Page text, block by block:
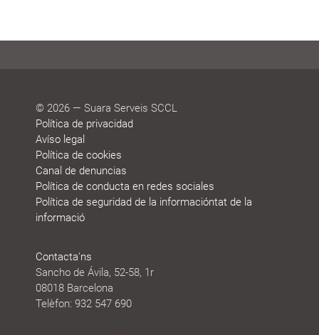
© 2026 — Suara Serveis SCCL
Política de privacidad
Avíso legal
Política de cookies
Canal de denuncias
Política de conducta en redes sociales
Política de seguridad de la informacióntat de la
informació
Contacta'ns
Sancho de Ávila, 52-58, 1r
08018 Barcelona
Telèfon: 932 547 690